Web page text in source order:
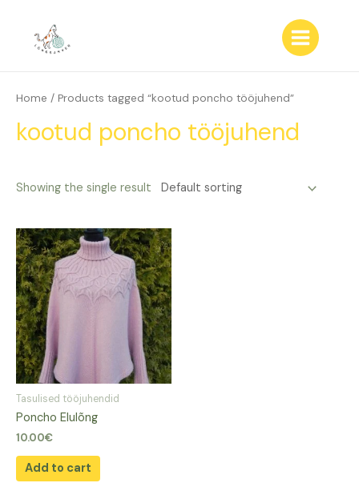
content
Main
Home / Products tagged “kootud poncho tööjuhend”
kootud poncho tööjuhend
Showing the single result
Tasulised tööjuhendid
Poncho Elulõng
10.00€
Add to cart